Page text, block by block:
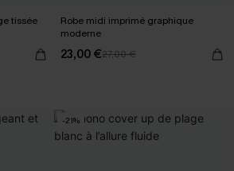
tissée
Robe midi imprimé graphique
moderne
23,00 €27,00 €
-21%